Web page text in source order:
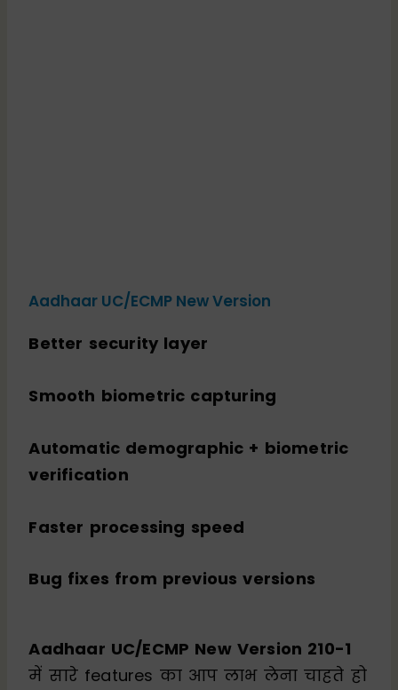
Aadhaar UC/ECMP New Version
Better security layer
Smooth biometric capturing
Automatic demographic + biometric
verification
Faster processing speed
Bug fixes from previous versions
Aadhaar UC/ECMP New Version 210-1
में सारे features का आप लाभ लेना चाहते हो